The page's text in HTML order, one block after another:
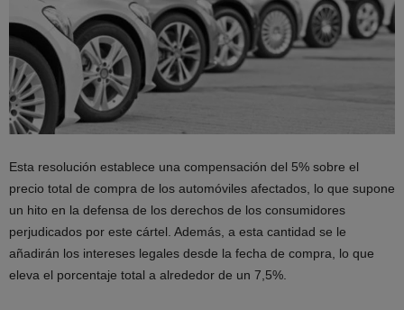
Esta resolución establece una compensación del 5% sobre el
precio total de compra de los automóviles afectados, lo que supone
un hito en la defensa de los derechos de los consumidores
perjudicados por este cártel. Además, a esta cantidad se le
añadirán los intereses legales desde la fecha de compra, lo que
eleva el porcentaje total a alrededor de un 7,5%.